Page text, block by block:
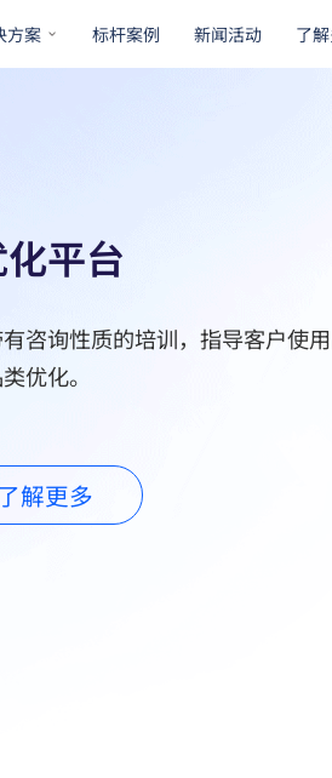
方案 标杆案例 新闻活动 了
平台
咨询性质的培训，指导客户使
优化。
了解更多